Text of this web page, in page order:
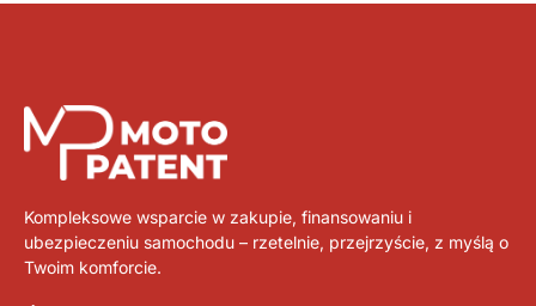
Kompleksowe wsparcie w zakupie, finansowaniu i
ubezpieczeniu samochodu – rzetelnie, przejrzyście, z myślą o
Twoim komforcie.